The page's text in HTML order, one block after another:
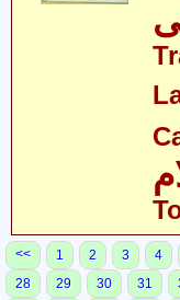
<< 1 2 3 4
28
29 30 31